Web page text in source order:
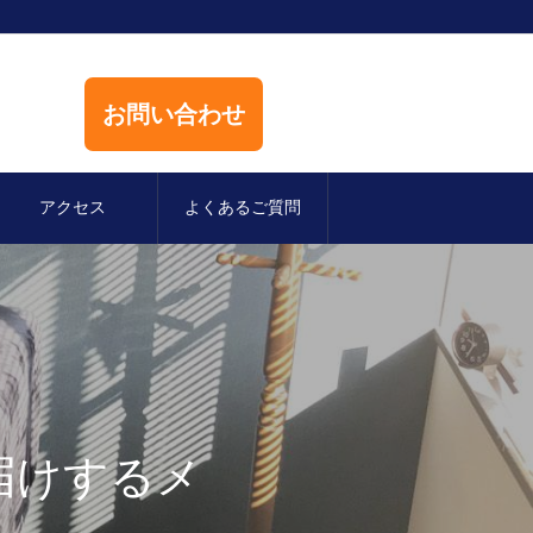
お問い合わせ
アクセス よくあるご質問
けするメ